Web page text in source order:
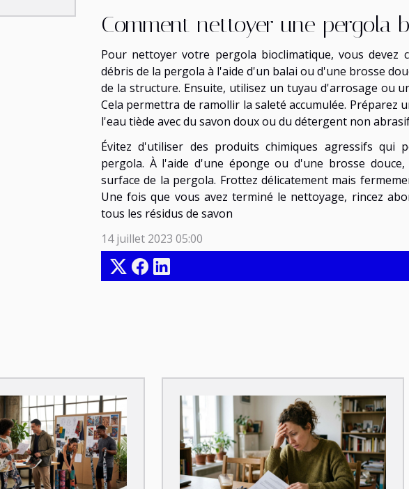
Comment nettoyer une pergola
Pour nettoyer votre pergola bioclimatique, vous
débris de la pergola à l'aide d'un balai ou d'une brosse
de la structure. Ensuite, utilisez un tuyau d'arrosage ou
Cela permettra de ramollir la saleté accumulée. Préparez
l'eau tiède avec du savon doux ou du détergent non
Évitez d'utiliser des produits chimiques agressifs qui
pergola. À l'aide d'une éponge ou d'une brosse
surface de la pergola. Frottez délicatement mais
Une fois que vous avez terminé le nettoyage, rincez
tous les résidus de savon
14 juillet 2023 05:00